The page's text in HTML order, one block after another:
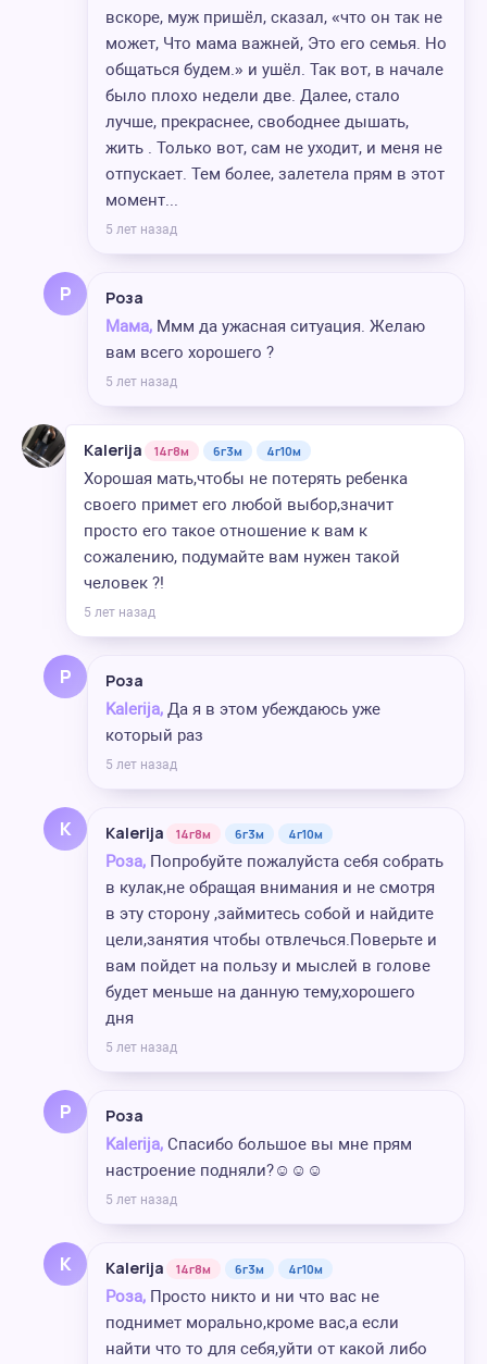
вскоре, муж пришёл, сказал, «что он так не
может, Что мама важней, Это его семья. Но
общаться будем.» и ушёл. Так вот, в начале
было плохо недели две. Далее, стало
лучше, прекраснее, свободнее дышать,
жить . Только вот, сам не уходит, и меня не
отпускает. Тем более, залетела прям в этот
момент...
5 лет назад
Р Роза
Мама, Ммм да ужасная ситуация. Желаю
вам всего хорошего ?
5 лет назад
Kalerija 14г8м 6г3м 4г10м
Хорошая мать,чтобы не потерять ребенка
своего примет его любой выбор,значит
просто его такое отношение к вам к
сожалению, подумайте вам нужен такой
человек ?!
5 лет назад
Р Роза
Kalerija, Да я в этом убеждаюсь уже
который раз
5 лет назад
K Kalerija 14г8м 6г3м 4г10м
Роза, Попробуйте пожалуйста себя собрать
в кулак,не обращая внимания и не смотря
в эту сторону ,займитесь собой и найдите
цели,занятия чтобы отвлечься.Поверьте и
вам пойдет на пользу и мыслей в голове
будет меньше на данную тему,хорошего
дня
5 лет назад
Р Роза
Kalerija, Спасибо большое вы мне прям
настроение подняли?☺️☺️☺️
5 лет назад
K Kalerija 14г8м 6г3м 4г10м
Роза, Просто никто и ни что вас не
поднимет морально,кроме вас,а если
найти что то для себя,уйти от какой либо